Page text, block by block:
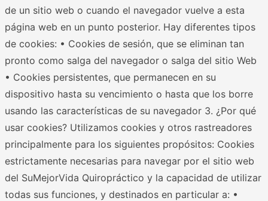
de un sitio web o cuando el navegador vuelve a esta
página web en un punto posterior. Hay diferentes tipos
de cookies: • Cookies de sesión, que se eliminan tan
pronto como salga del navegador o salga del sitio Web
• Cookies persistentes, que permanecen en su
dispositivo hasta su vencimiento o hasta que los borre
usando las características de su navegador 3. ¿Por qué
usar cookies? Utilizamos cookies y otros rastreadores
principalmente para los siguientes propósitos: Cookies
estrictamente necesarias para navegar por el sitio web
del SuMejorVida Quiropráctico y la capacidad de utilizar
todas sus funciones, y destinados en particular a: •